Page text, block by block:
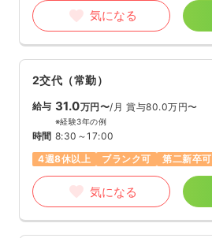
気になる
2交代（常勤）
給与 31.0万円〜/月 賞与80.0万円〜
※経験3年の例
時間 8:30～17:00
4週8休以上
ブランク可 第二新卒可
気になる